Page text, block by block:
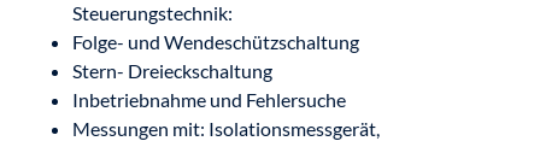
Steuerungstechnik:
Folge- und Wendeschützschaltung
Stern- Dreieckschaltung
Inbetriebnahme und Fehlersuche
Messungen mit: Isolationsmessgerät,